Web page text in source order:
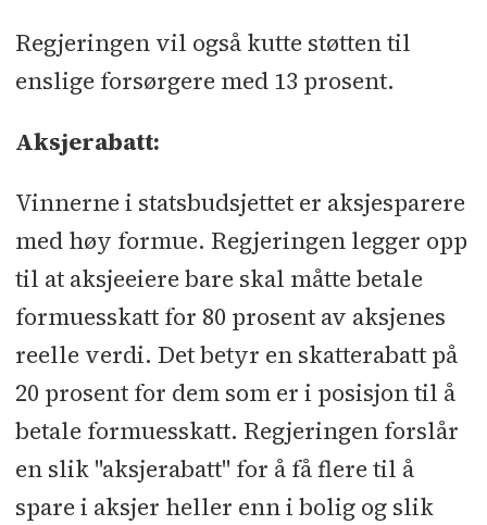
Regjeringen vil også kutte støtten til
enslige forsørgere med 13 prosent.
Aksjerabatt:
Vinnerne i statsbudsjettet er aksjesparere
med høy formue. Regjeringen legger opp
til at aksjeeiere bare skal måtte betale
formuesskatt for 80 prosent av aksjenes
reelle verdi. Det betyr en skatterabatt på
20 prosent for dem som er i posisjon til å
betale formuesskatt. Regjeringen forslår
en slik "aksjerabatt" for å få flere til å
spare i aksjer heller enn i bolig og slik